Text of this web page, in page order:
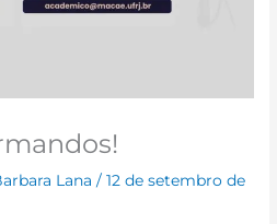
Lana/12 de setembro de